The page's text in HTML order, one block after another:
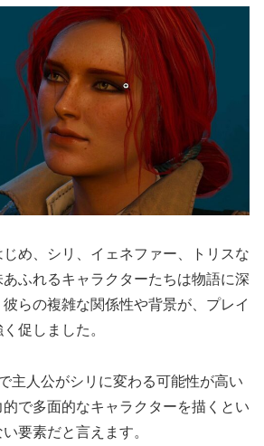
め、シリ、イェネファー、トリスな
ふれるキャラクターたちは物語に深
らの複雑な関係性や背景が、プレイ
促しました。
主人公がシリに変わる可能性が高い
で多面的なキャラクターを描くとい
要素だと言えます。